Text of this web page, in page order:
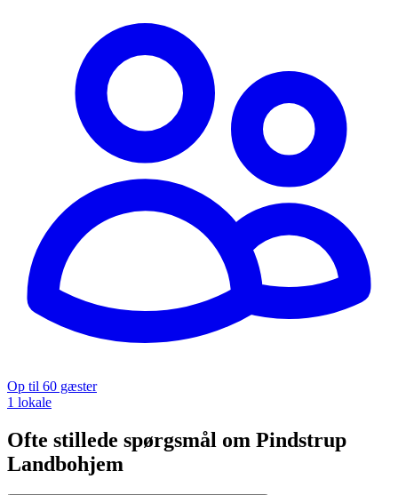
Op til 60 gæster
1 lokale
Ofte stillede spørgsmål om Pindstrup
Landbohjem